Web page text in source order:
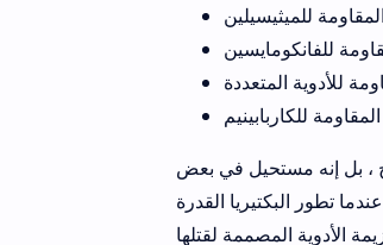
، بل إنه مستحيل في بعض
تطور البكتيريا القدرة